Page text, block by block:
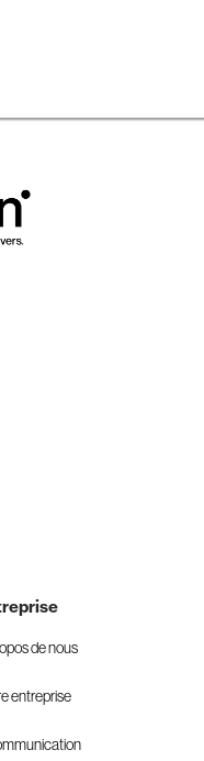
de nous
entreprise